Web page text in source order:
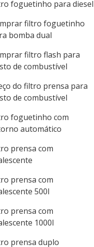
foguetinho para diesel
filtro foguetinho
bomba dual
filtro flash para
de combustível
do filtro prensa para
de combustível
foguetinho com
automático
prensa com
prensa com
500l
prensa com
1000l
prensa duplo